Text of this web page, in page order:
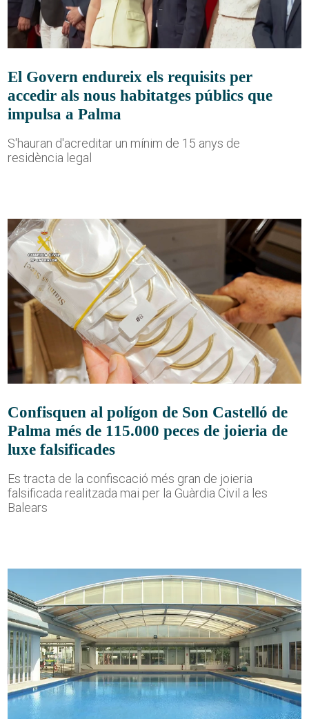
El Govern endureix els requisits per
accedir als nous habitatges públics que
impulsa a Palma
S'hauran d'acreditar un mínim de 15 anys de
residència legal
Confisquen al polígon de Son Castelló de
Palma més de 115.000 peces de joieria de
luxe falsificades
Es tracta de la confiscació més gran de joieria
falsificada realitzada mai per la Guàrdia Civil a les
Balears